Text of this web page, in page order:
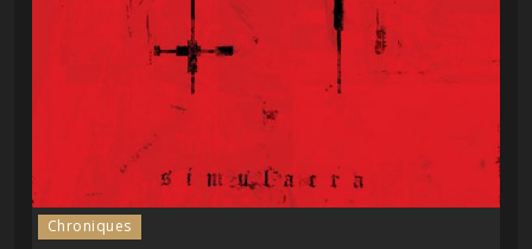
Chroniques